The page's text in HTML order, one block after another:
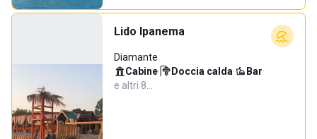
Lido Ipanema
Diamante
Cabine· Doccia calda· Bar·
e altri 8…